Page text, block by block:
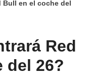
Bull en el coche del
Red
del 26?